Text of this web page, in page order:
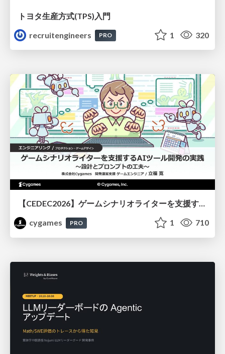
トヨタ⽣産⽅式(TPS)⼊⾨
recruitengineers
PRO 1 320
【CEDEC2026】ゲームシナリオライターを支援するAIツール開発の実践 ― 設計とプロンプトの工夫 ―
cygames
PRO 1 710